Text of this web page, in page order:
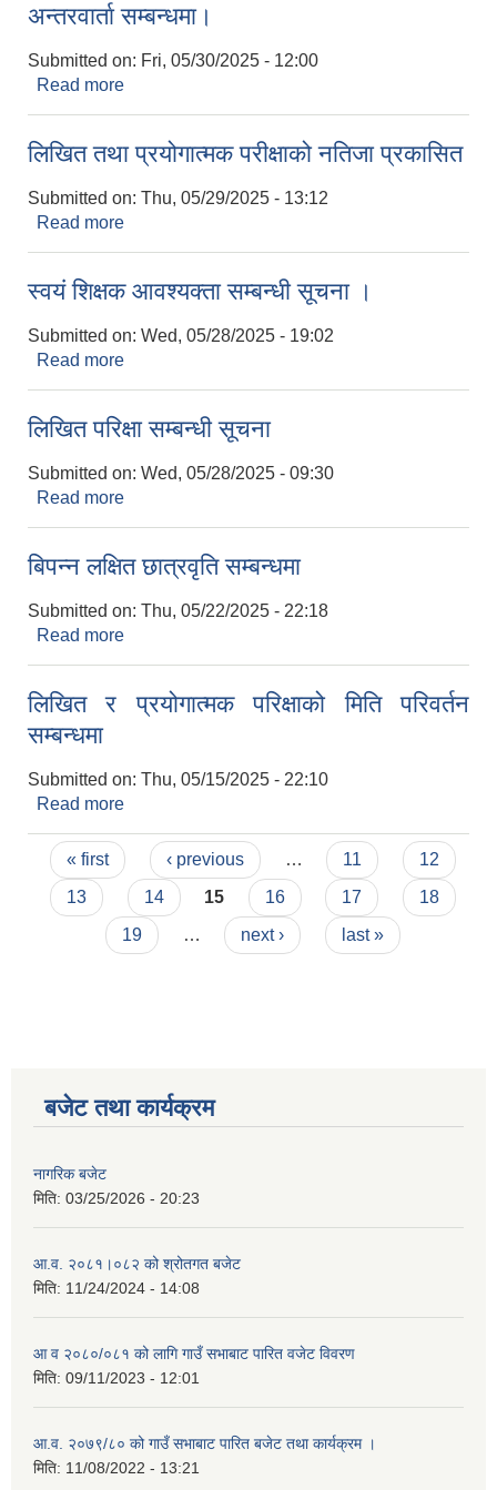
अन्तरवार्ता सम्बन्धमा।
Submitted on: Fri, 05/30/2025 - 12:00
Read more
लिखित तथा प्रयोगात्मक परीक्षाको नतिजा प्रकासित
Submitted on: Thu, 05/29/2025 - 13:12
Read more
स्वयं शिक्षक आवश्यक्ता सम्बन्धी सूचना ।
Submitted on: Wed, 05/28/2025 - 19:02
Read more
लिखित परिक्षा सम्बन्धी सूचना
Submitted on: Wed, 05/28/2025 - 09:30
Read more
बिपन्न लक्षित छात्रवृति सम्बन्धमा
Submitted on: Thu, 05/22/2025 - 22:18
Read more
लिखित र प्रयोगात्मक परिक्षाको मिति परिवर्तन
सम्बन्धमा
Submitted on: Thu, 05/15/2025 - 22:10
Read more
Pages
« first ‹ previous … 11
12
13
14 15 16 17
18
19
… next › last »
बजेट तथा कार्यक्रम
नागरिक बजेट
मिति: 03/25/2026 - 20:23
आ.व. २०८१।०८२ को श्रोतगत बजेट
मिति: 11/24/2024 - 14:08
आ व २०८०/०८१ को लागि गाउँ सभाबाट पारित वजेट विवरण
मिति: 09/11/2023 - 12:01
आ.व. २०७९/८० को गाउँ सभाबाट पारित बजेट तथा कार्यक्रम ।
मिति: 11/08/2022 - 13:21